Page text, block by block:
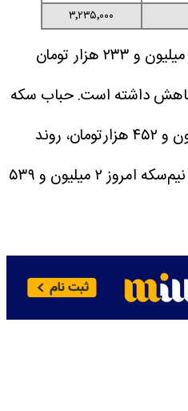
۳٬۲۳۵٬۰۰۰
حباب سکه امامی امروز به ۱ میلیون و ۲۳۳ هزار تومان
داشته است. حباب سکه
بهار آزادی با ثبت رقم ۲ میلیون و ۴۵۲ هزارتومان، روند
کاهشی را تجربه کرد. حباب نیم‌سکه امروز ۲ میلیون و ۵۳۹